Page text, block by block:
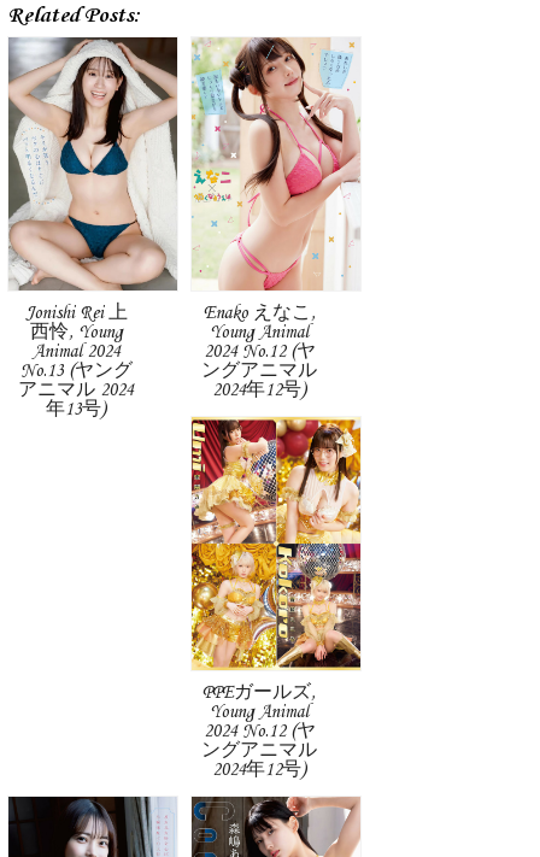
Related Posts:
Jonishi Rei 上
西怜, Young
Animal 2024
No.13 (ヤング
アニマル 2024
年13号)
Enako えなこ,
Young Animal
2024 No.12 (ヤ
ングアニマル
2024年12号)
PPEガールズ,
Young Animal
2024 No.12 (ヤ
ングアニマル
2024年12号)